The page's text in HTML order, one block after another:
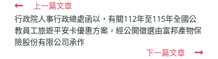
Read
more
articles
上一篇文章
行政院人事行政總處函以，有關112年至115年全國公
教員工旅遊平安卡優惠方案，經公開徵選由富邦產物保
險股份有限公司承作
下一篇文章